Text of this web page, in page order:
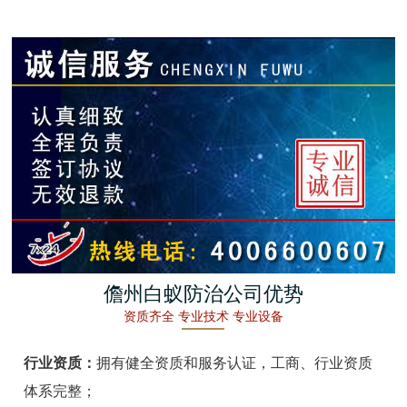
金湖白蚁防治
杭州白蚁防治
建德白蚁防治
桐庐白蚁防治
淳安白蚁防治
宁波白蚁防治
象山白蚁防治
儋州白蚁防治公司优势
资质齐全 专业技术 专业设备
行业资质： 拥有健全资质和服务认证，工商、行业资质
体系完整；